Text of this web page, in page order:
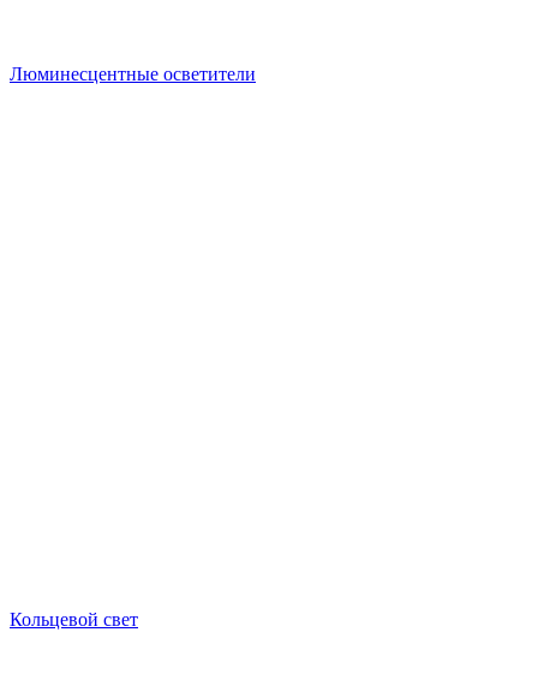
Люминесцентные осветители
Кольцевой свет